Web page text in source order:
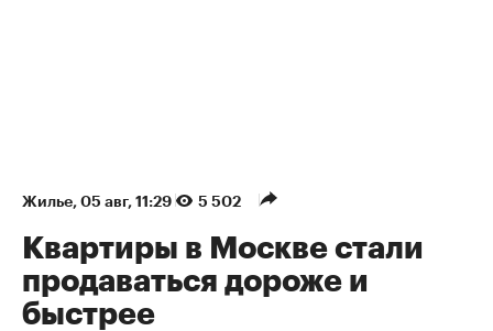
Жилье 05 авг, 11:29 5 502
Квартиры в Москве стали
продаваться дороже и
быстрее